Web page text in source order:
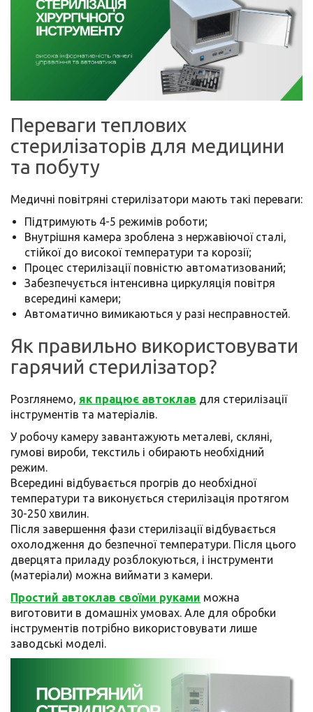
Переваги теплових
стерилізаторів для медицини
та побуту
Медичні повітряні стерилізатори мають такі переваги:
Підтримують 4-5 режимів роботи;
Внутрішня камера зроблена з нержавіючої сталі,
стійкої до високої температури та корозії;
Процес стерилізації повністю автоматизований;
Забезпечується інтенсивна циркуляція повітря
всередині камери;
Автоматично вимикаються у разі несправностей.
Як правильно використовувати
гарячий стерилізатор?
Розглянемо, як працює автоклав для стерилізації
інструментів та матеріалів.
У робочу камеру завантажують металеві, скляні,
гумові вироби, текстиль і обирають необхідний
режим.
Всередині відбувається прогрів до необхідної
температури та виконується стерилізація протягом
30-250 хвилин.
Після завершення фази стерилізації відбувається
охолодження до безпечної температури. Після цього
дверцята приладу розблокуються, і інструменти
(матеріали) можна виймати з камери.
Простий автоклав своїми руками можна
виготовити в домашніх умовах. Але для обробки
інструментів потрібно використовувати лише
заводські моделі.